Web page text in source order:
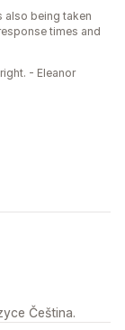
also being taken
times and
- Eleanor
Čeština.